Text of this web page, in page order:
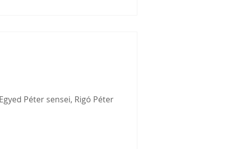
Péter sensei, Rigó Péter